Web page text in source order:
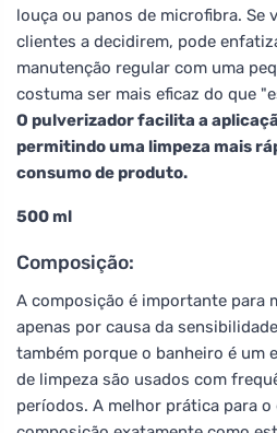
louça ou panos de microfibra. Se
clientes a decidirem, pode
manutenção regular com uma
costuma ser mais eficaz do que
O pulverizador facilita a
permitindo uma limpeza mais
consumo de produto.
500 ml
Composição:
A composição é importante para
apenas por causa da
também porque o banheiro é um
de limpeza são usados com
períodos. A melhor prática para